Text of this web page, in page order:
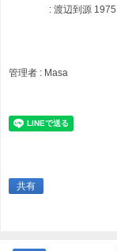
: 渡辺到源 1975『ふ
管理者 : Masa
共有